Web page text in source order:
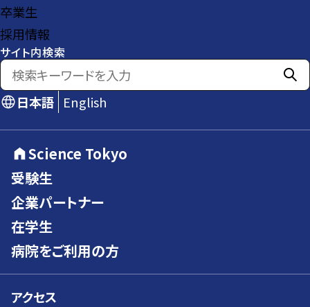
卒業生
採用情報
サイト内検索
日本語 English
Science Tokyo
受験生
企業パートナー
在学生
病院をご利用の方
アクセス